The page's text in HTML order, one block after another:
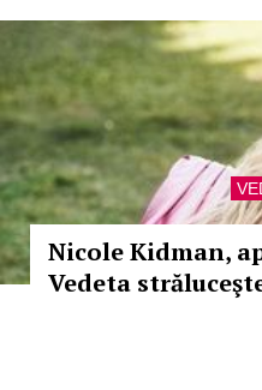
Nicole Kidman,
Vedeta